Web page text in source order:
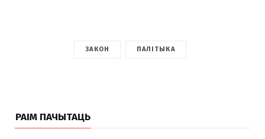
ЗАКОН ПАЛІТЫКА
РАІМ ПАЧЫТАЦЬ